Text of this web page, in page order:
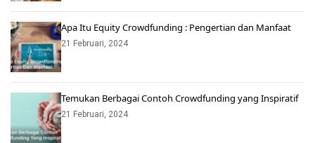
Apa Itu Equity Crowdfunding : Pengertian dan Manfaat
21 Februari, 2024
Temukan Berbagai Contoh Crowdfunding yang Inspiratif
21 Februari, 2024